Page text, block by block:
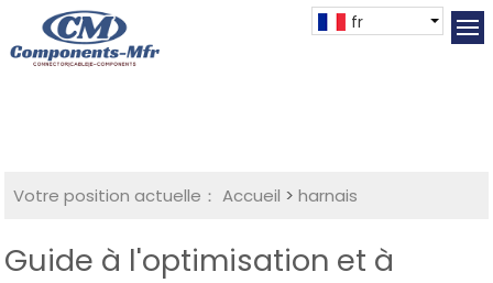
fr
Votre position actuelle： Accueil >harnais
Guide à l'optimisation et à